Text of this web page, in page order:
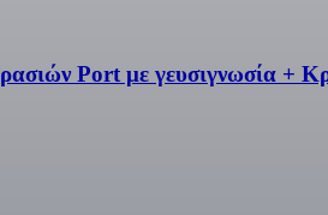
Port με γευσιγνωσία +